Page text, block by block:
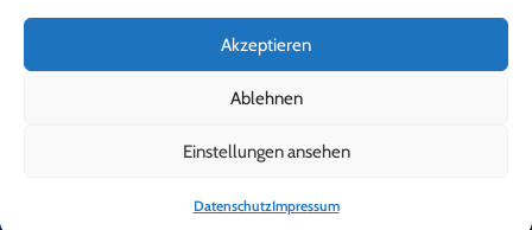
Akzeptieren
Ablehnen
Einstellungen ansehen
DatenschutzImpressum
Folge uns auf Youtube
Folge uns auf Bluesky
Copyright 2026 © Bundesverband Neue Energiewirtschaft e.V.